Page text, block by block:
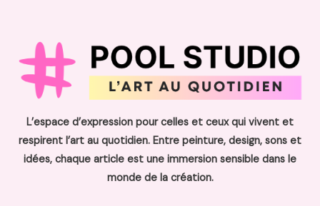
L’espace d’expression pour celles et ceux qui vivent et
respirent l’art au quotidien. Entre peinture, design, sons et
idées, chaque article est une immersion sensible dans le
monde de la création.